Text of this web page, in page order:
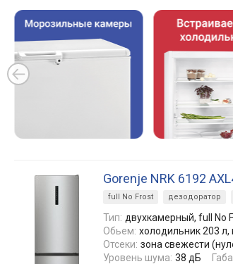
Gorenje NRK 6192
full No Frost дезодоратор
Тип: двухкамерный, full No
Обьем: холодильник 203 л,
Отсеки: зона свежести
Уровень шума: 38 дБ